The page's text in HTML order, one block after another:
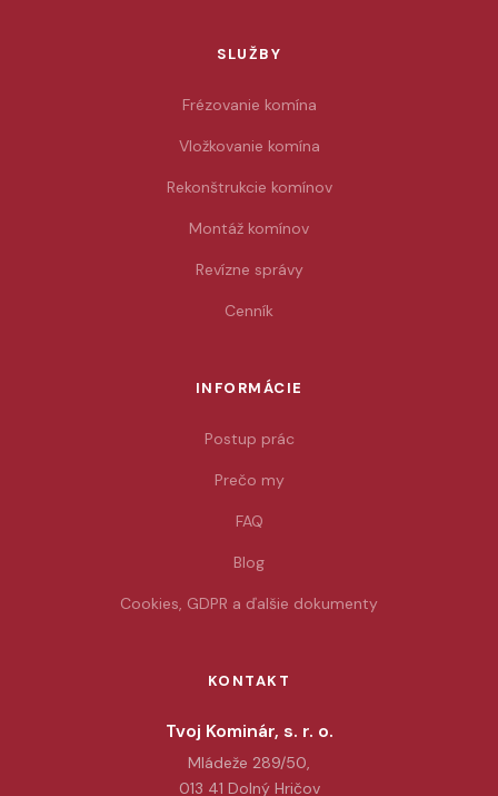
SLUŽBY
Frézovanie komína
Vložkovanie komína
Rekonštrukcie komínov
Montáž komínov
Revízne správy
Cenník
INFORMÁCIE
Postup prác
Prečo my
FAQ
Blog
Cookies, GDPR a ďalšie dokumenty
KONTAKT
Tvoj Kominár, s. r. o.
Mládeže 289/50,
013 41 Dolný Hričov